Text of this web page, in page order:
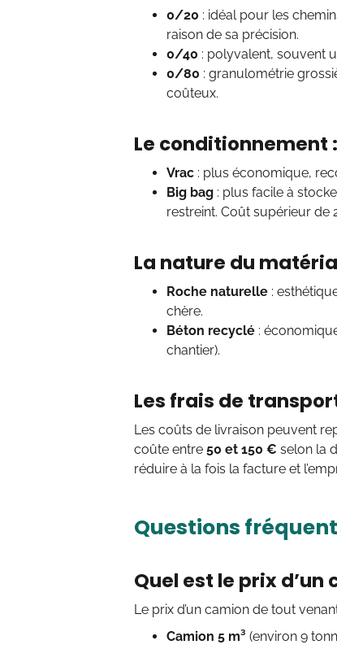
0/20 : idéal pour les
raison de sa précision.
0/40 : polyvalent, souvent
0/80 : granulométrie
coûteux.
Le conditionnement
Vrac : plus économique,
Big bag : plus facile à
restreint. Coût supérieur de
La nature du
Roche naturelle :
chère.
Béton recyclé :
chantier).
Les frais de
Les coûts de livraison peuvent
coûte entre 50 et 150 € selon la
réduire à la fois la facture et
Questions
Quel est le prix
Le prix d’un camion de tout
Camion 5 m³ (environ 9